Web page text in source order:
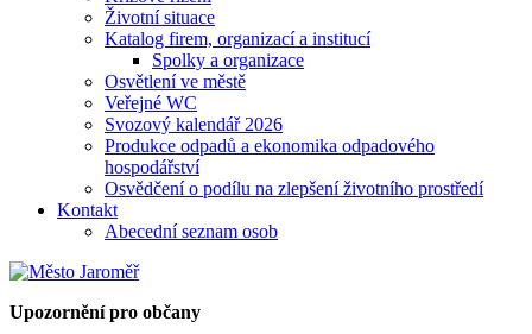
Životní situace
Katalog firem, organizací a institucí
Spolky a organizace
Osvětlení ve městě
Veřejné WC
Svozový kalendář 2026
Produkce odpadů a ekonomika odpadového
hospodářství
Osvědčení o podílu na zlepšení životního prostředí
Kontakt
Abecední seznam osob
Upozornění pro občany